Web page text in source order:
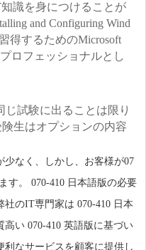
識を身につけることが
and Configuring Wind
得するためのMicrosoft
ロフェッショナルとし
じ試験に出ることは限り
生はオプションの内容
なく、しかし、お客様が07
す。 070-410 日本語版の必要
のIT専門家は 070-410 日本
い 070-410 英語版に基づい
なサービスを顧客に提供し